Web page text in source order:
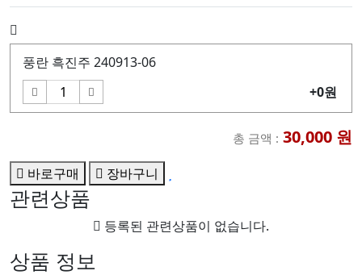
풍란 흑진주 240913-06
+0원
총 금액 : 30,000 원
바로구매 장바구니
관련상품
등록된 관련상품이 없습니다.
상품 정보